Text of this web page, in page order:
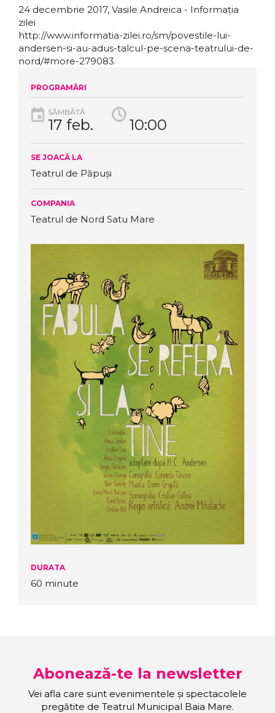
24 decembrie 2017, Vasile Andreica - Informația
zilei
http://www.informatia-zilei.ro/sm/povestile-lui-
andersen-si-au-adus-talcul-pe-scena-teatrului-de-
nord/#more-279083
PROGRAMĂRI
SÂMBĂTĂ
17 feb. 10:00
SE JOACĂ LA
Teatrul de Păpuși
COMPANIA
Teatrul de Nord Satu Mare
DURATA
60 minute
Abonează-te la newsletter
Vei afla care sunt evenimentele și spectacolele
pregătite de Teatrul Municipal Baia Mare.